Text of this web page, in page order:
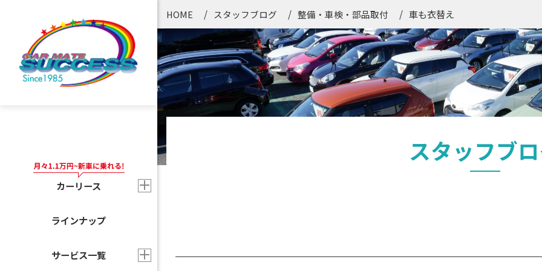
カーリース
ラインナップ
サービス一覧
HOME スタッフブログ 整備・車検・部品取付 車も衣替え
スタッフブ